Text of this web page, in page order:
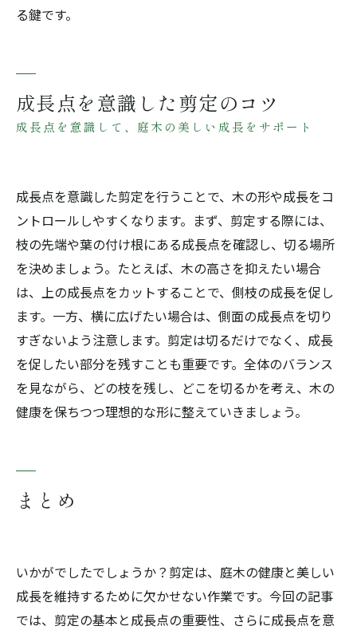
る鍵です。
成長点を意識した剪定のコツ
成長点を意識して、庭木の美しい成長をサポート
成長点を意識した剪定を行うことで、木の形や成長をコ
ントロールしやすくなります。まず、剪定する際には、
枝の先端や葉の付け根にある成長点を確認し、切る場所
を決めましょう。たとえば、木の高さを抑えたい場合
は、上の成長点をカットすることで、側枝の成長を促し
ます。一方、横に広げたい場合は、側面の成長点を切り
すぎないよう注意します。剪定は切るだけでなく、成長
を促したい部分を残すことも重要です。全体のバランス
を見ながら、どの枝を残し、どこを切るかを考え、木の
健康を保ちつつ理想的な形に整えていきましょう。
まとめ
いかがでしたでしょうか？剪定は、庭木の健康と美しい
成長を維持するために欠かせない作業です。今回の記事
では、剪定の基本と成長点の重要性、さらに成長点を意